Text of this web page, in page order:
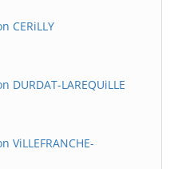
CERiLLY
LAREQUiLLE